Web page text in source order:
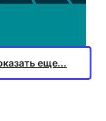
еще...